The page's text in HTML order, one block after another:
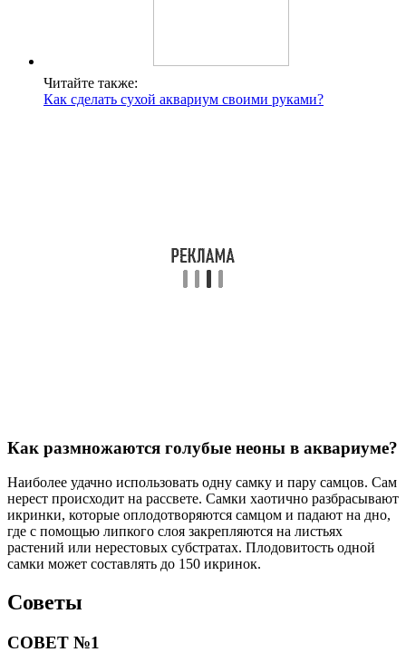
Читайте также:
Как сделать сухой аквариум своими руками?
Как размножаются голубые неоны в аквариуме?
Наиболее удачно использовать одну самку и пару самцов. Сам
нерест происходит на рассвете. Самки хаотично разбрасывают
икринки, которые оплодотворяются самцом и падают на дно,
где с помощью липкого слоя закрепляются на листьях
растений или нерестовых субстратах. Плодовитость одной
самки может составлять до 150 икринок.
Советы
СОВЕТ №1